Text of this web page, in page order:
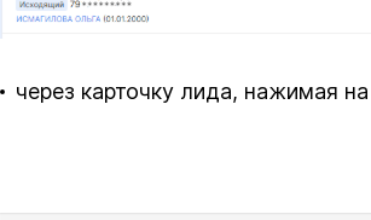
через карточку лида, нажимая